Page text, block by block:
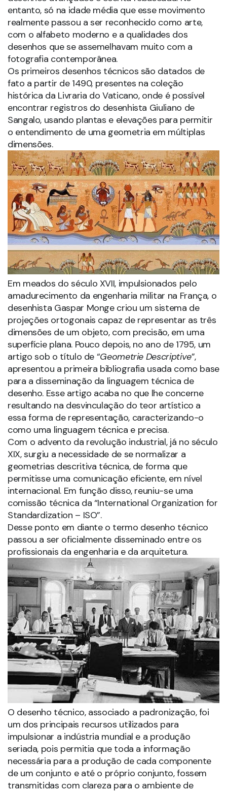
entanto, só na idade média que esse movimento
realmente passou a ser reconhecido como arte,
com o alfabeto moderno e a qualidades dos
desenhos que se assemelhavam muito com a
fotografia contemporânea.
Os primeiros desenhos técnicos são datados de
fato a partir de 1490, presentes na coleção
histórica da Livraria do Vaticano, onde é possível
encontrar registros do desenhista Giuliano de
Sangalo, usando plantas e elevações para permitir
o entendimento de uma geometria em múltiplas
dimensões.
Em meados do século XVII, impulsionados pelo
amadurecimento da engenharia militar na França, o
desenhista Gaspar Monge criou um sistema de
projeções ortogonais capaz de representar as três
dimensões de um objeto, com precisão, em uma
superfície plana. Pouco depois, no ano de 1795, um
artigo sob o título de “Geometrie Descriptive”,
apresentou a primeira bibliografia usada como base
para a disseminação da linguagem técnica de
desenho. Esse artigo acaba no que lhe concerne
resultando na desvinculação do teor artístico a
essa forma de representação, caracterizando-o
como uma linguagem técnica e precisa.
Com o advento da revolução industrial, já no século
XIX, surgiu a necessidade de se normalizar a
geometrias descritiva técnica, de forma que
permitisse uma comunicação eficiente, em nível
internacional. Em função disso, reuniu-se uma
comissão técnica da “International Organization for
Standardization – ISO”.
Desse ponto em diante o termo desenho técnico
passou a ser oficialmente disseminado entre os
profissionais da engenharia e da arquitetura.
O desenho técnico, associado a padronização, foi
um dos principais recursos utilizados para
impulsionar a indústria mundial e a produção
seriada, pois permitia que toda a informação
necessária para a produção de cada componente
de um conjunto e até o próprio conjunto, fossem
transmitidas com clareza para o ambiente de